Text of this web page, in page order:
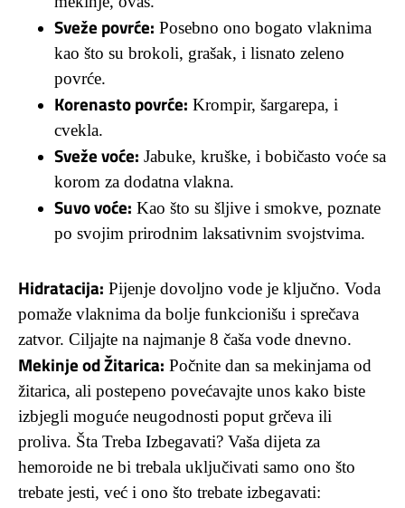
Sveže povrće: Posebno ono bogato vlaknima
kao što su brokoli, grašak, i lisnato zeleno
povrće.
Korenasto povrće: Krompir, šargarepa, i
cvekla.
Sveže voće: Jabuke, kruške, i bobičasto voće sa
korom za dodatna vlakna.
Suvo voće: Kao što su šljive i smokve, poznate
po svojim prirodnim laksativnim svojstvima.
Hidratacija: Pijenje dovoljno vode je ključno. Voda
pomaže vlaknima da bolje funkcionišu i sprečava
zatvor. Ciljajte na najmanje 8 čaša vode dnevno.
Mekinje od Žitarica: Počnite dan sa mekinjama od
žitarica, ali postepeno povećavajte unos kako biste
izbjegli moguće neugodnosti poput grčeva ili
proliva. Šta Treba Izbegavati? Vaša dijeta za
hemoroide ne bi trebala uključivati samo ono što
trebate jesti, već i ono što trebate izbegavati: